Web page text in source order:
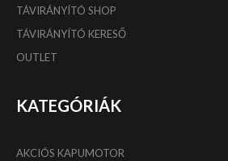
TÁVIRÁNYÍTÓ SHOP
TÁVIRÁNYÍTÓ KERESŐ
OUTLET
KATEGÓRIÁK
AKCIÓS KAPUMOTOR